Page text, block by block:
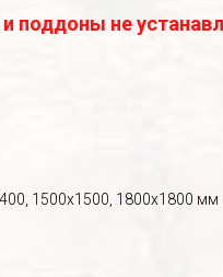
и поддоны не
1500х1500, 1800х1800 мм